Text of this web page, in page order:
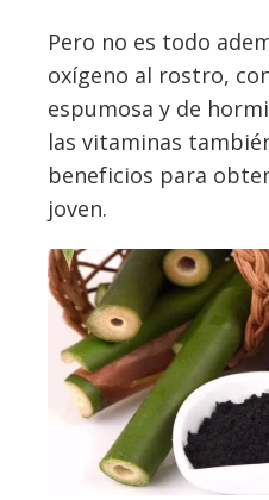
Pero no es todo
oxígeno al rostro,
espumosa y de
las vitaminas
beneficios para
joven.